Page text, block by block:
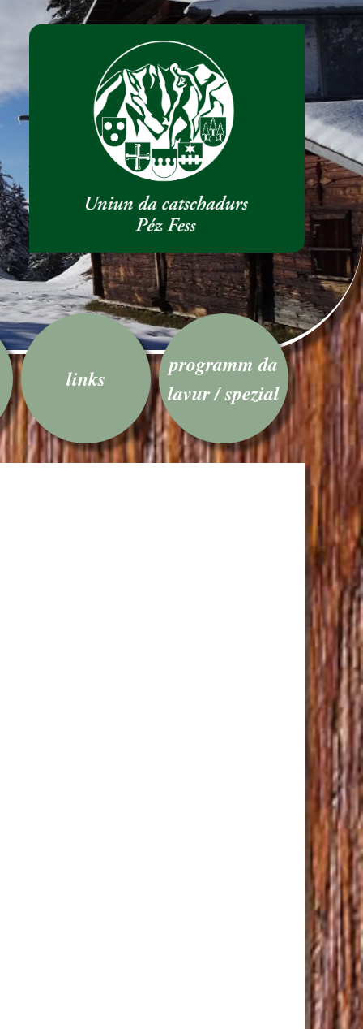
links
programm da
lavur / spezial